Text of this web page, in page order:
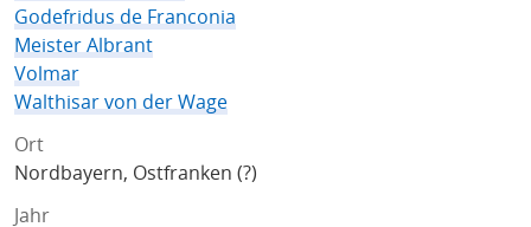
Godefridus de Franconia
Meister Albrant
Volmar
Walthisar von der Wage
Ort
Nordbayern, Ostfranken (?)
Jahr